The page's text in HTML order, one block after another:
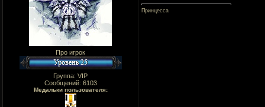
Про игрок
Группа: VIP
Сообщений: 6103
Медальки пользователя:
Принцесса